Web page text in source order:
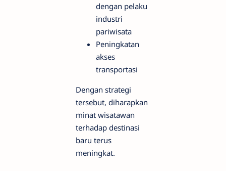
dengan pelaku
industri
pariwisata
Peningkatan
akses
transportasi
Dengan strategi
tersebut, diharapkan
minat wisatawan
terhadap destinasi
baru terus
meningkat.